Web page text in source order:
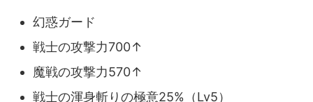
幻惑ガード
戦士の攻撃力700↑
魔戦の攻撃力570↑
戦士の渾身斬りの極意25%（Lv5）